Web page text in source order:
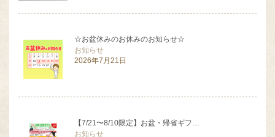
☆お盆休みのお休みのお知らせ☆
お知らせ
2026年7月21日
【7/21〜8/10限定】お盆・帰省ギフ…
お知らせ